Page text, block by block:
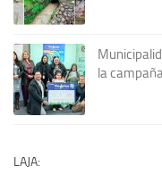
la
LAJA: